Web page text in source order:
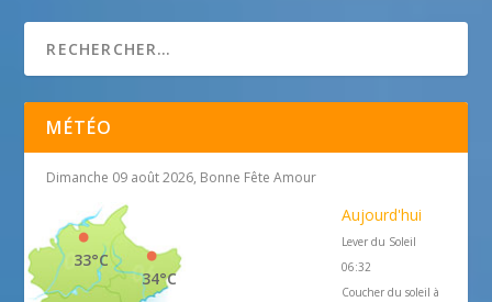
MÉTÉO
Dimanche 09 août 2026, Bonne Fête Amour
34°C
33°C
Aujourd'hui
Lever du Soleil
06:32
Coucher du soleil à